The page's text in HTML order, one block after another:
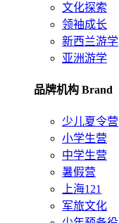
文化探索
领袖成长
新西兰游学
亚洲游学
品牌机构 Brand
少儿夏令营
小学生营
中学生营
暑假营
上海121
军旅文化